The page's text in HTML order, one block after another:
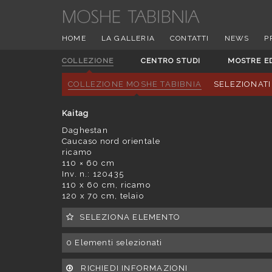
HOME LA GALLERIA CONTATTI NEWS
COLLEZIONE CENTRO STUDI MOSTRE
COLLEZIONE MOSHE TABIBNIA
Kaitag
Daghestan
Caucaso nord orientale
ricamo
110 × 60 cm
Inv. n.: 120435
110 x 60 cm, ricamo
120 x 70 cm, telaio
SELEZIONA ELEMENTO
0 Elementi selezionati
RICHIEDI INFORMAZIONI